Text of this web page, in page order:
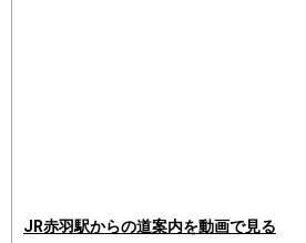
JR赤羽駅からの道案内を動画で見る